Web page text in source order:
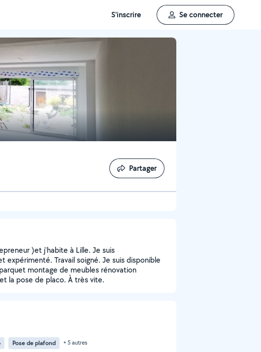
S'inscrire Se connecter
Partager
Partager
)et j'habite à Lille. Je suis
Travail soigné. Je suis disponible
montage de meubles rénovation
la pose de placo. À très vite.
Pose de plafond + 5 autres